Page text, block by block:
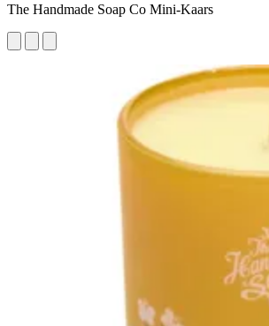
The Handmade Soap Co Mini-Kaars